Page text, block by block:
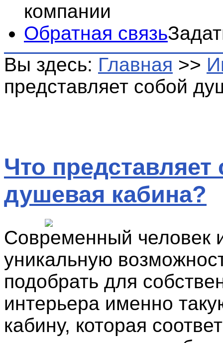
компании
Обратная связь
Вы здесь: Главная >>
представляет собой
Что представляет
душевая кабина?
Современный человек
уникальную
подобрать для
интерьера именно
кабину, которая